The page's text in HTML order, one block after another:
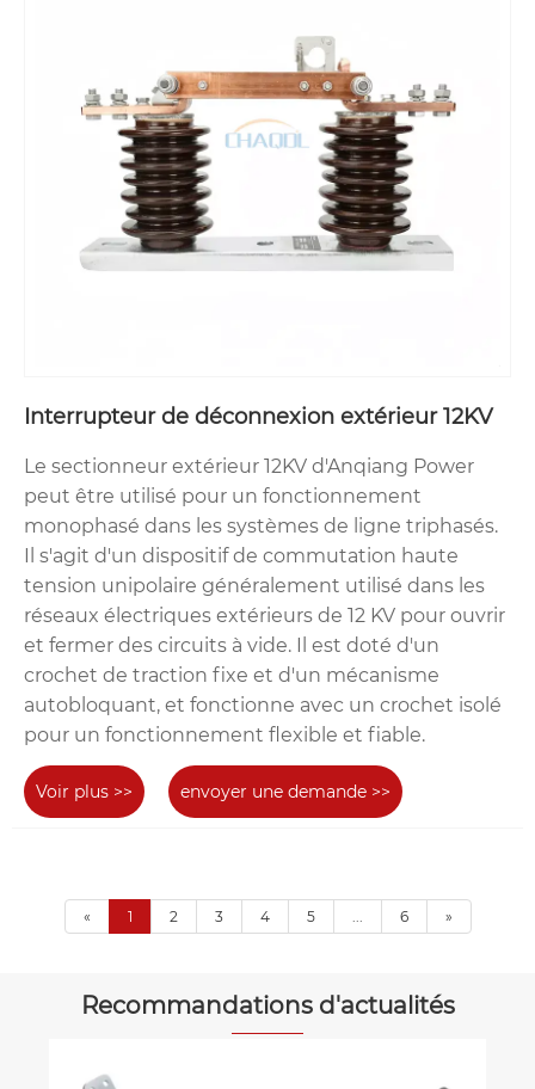
Interrupteur de déconnexion extérieur 12KV
Le sectionneur extérieur 12KV d'Anqiang Power
peut être utilisé pour un fonctionnement
monophasé dans les systèmes de ligne triphasés.
Il s'agit d'un dispositif de commutation haute
tension unipolaire généralement utilisé dans les
réseaux électriques extérieurs de 12 KV pour ouvrir
et fermer des circuits à vide. Il est doté d'un
crochet de traction fixe et d'un mécanisme
autobloquant, et fonctionne avec un crochet isolé
pour un fonctionnement flexible et fiable.
Voir plus >> envoyer une demande >>
« 1 2 3 4 5 6 »
Recommandations d'actualités